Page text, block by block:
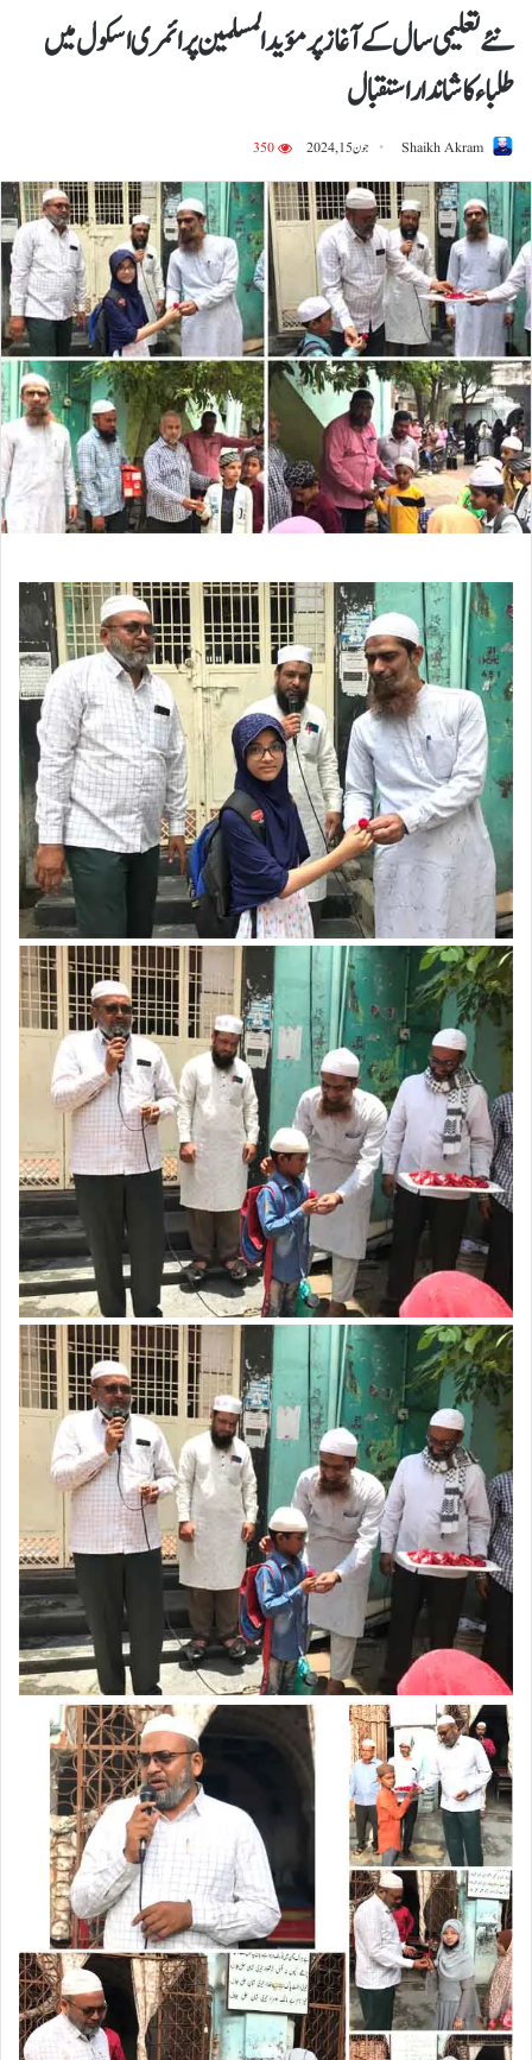
نئے تعلیمی سال کےآغاز پرمؤیدالمسلمین پرائمری اسکول میں
طلباء کا شاندار استقبال
Shaikh Akram جون 15, 2024 350